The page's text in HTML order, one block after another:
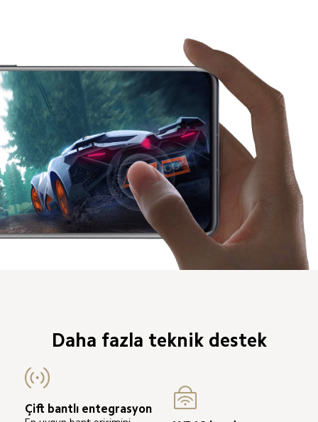
Daha fazla teknik destek
Çift bantlı entegrasyon